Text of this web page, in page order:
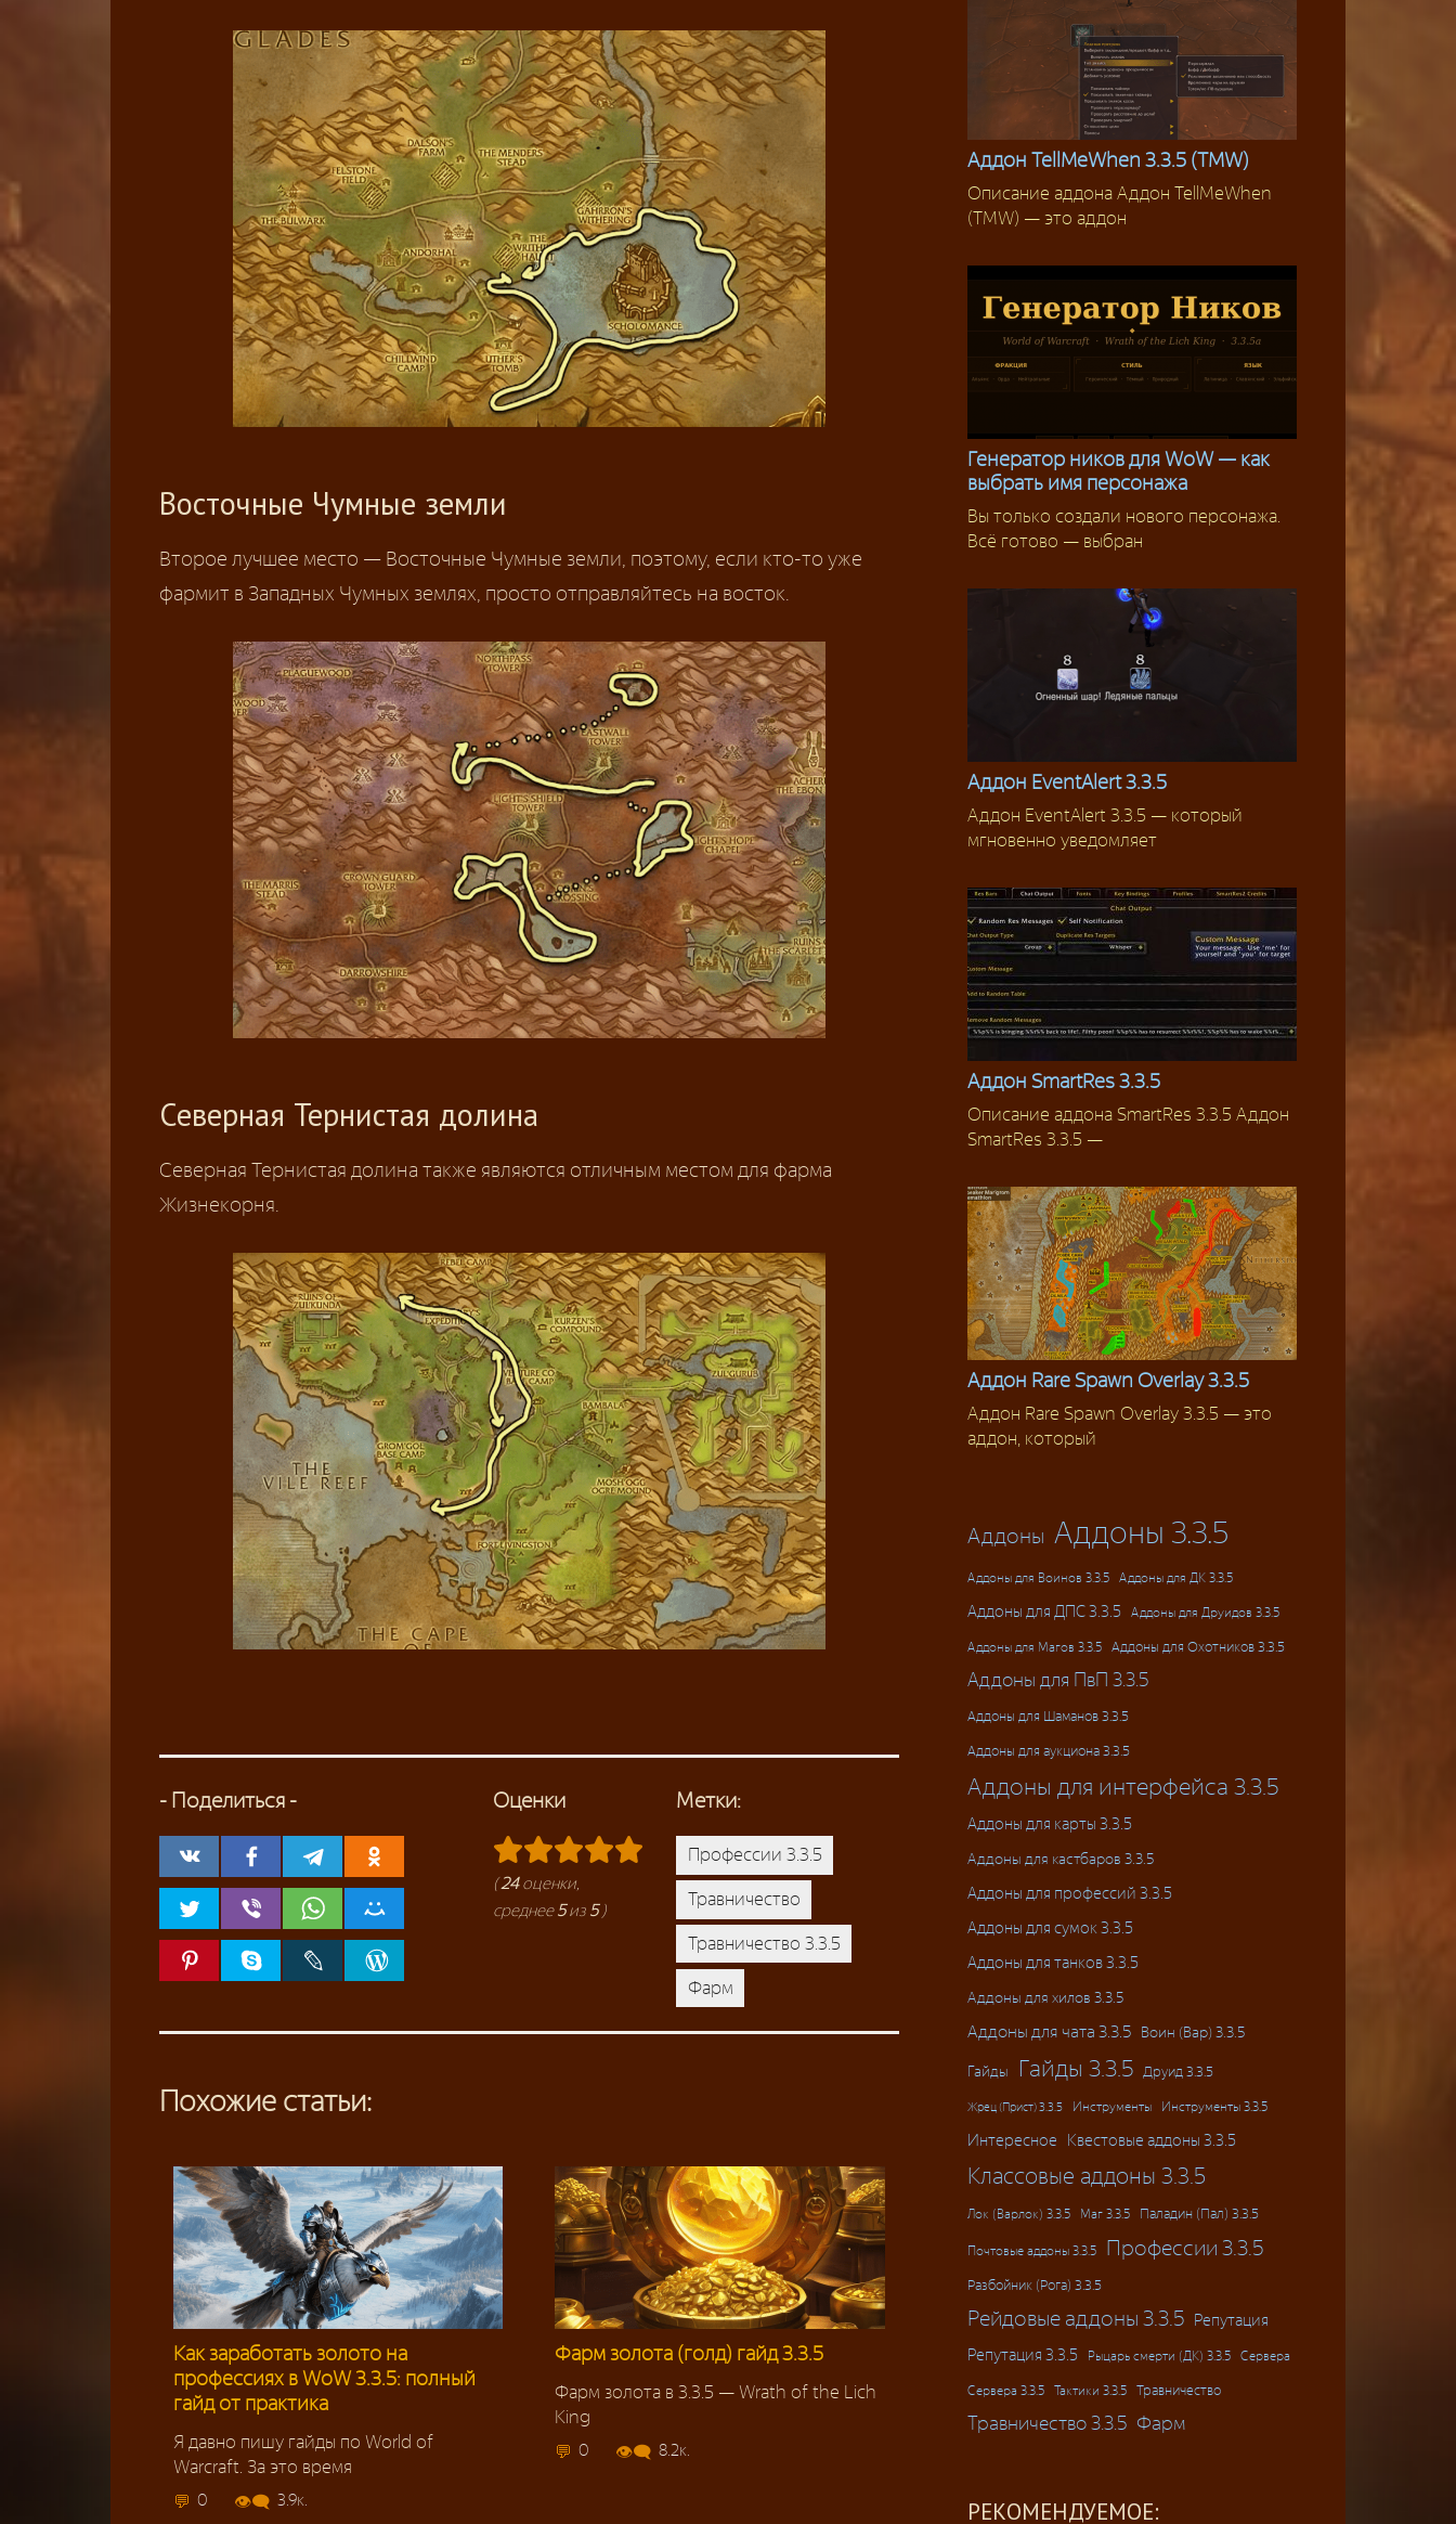
Восточные Чумные земли
Второе лучшее место — Восточные Чумные земли, поэтому, если кто-то уже
фармит в Западных Чумных землях, просто отправляйтесь на восток.
Северная Тернистая долина
Северная Тернистая долина также являются отличным местом для фарма
Жизнекорня.
- Поделиться - Оценки
(24оценки,
среднее5из 5)
Метки:
Профессии 3.3.5
Травничество
Травничество 3.3.5
Фарм
Похожие статьи:
Как заработать золото на
профессиях в WoW 3.3.5: полный
гайд от практика
Я давно пишу гайды по World of
Warcraft. За это время
0 3.9к.
Фарм золота (голд) гайд 3.3.5
Фарм золота в 3.3.5 — Wrath of the Lich
King
0 8.2к.
Аддоны 3.3.5
Аддон TellMeWhen 3.3.5 (TMW)
Описание аддона Аддон TellMeWhen
(TMW) — это аддон
Инструменты
Генератор ников для WoW — как
выбрать имя персонажа
Вы только создали нового персонажа.
Всё готово — выбран
Аддоны 3.3.5
Аддон EventAlert 3.3.5
Аддон EventAlert 3.3.5 — который
мгновенно уведомляет
Классовые аддоны
Аддон SmartRes 3.3.5
Описание аддона SmartRes 3.3.5 Аддон
SmartRes 3.3.5 —
Аддоны
Аддон Rare Spawn Overlay 3.3.5
Аддон Rare Spawn Overlay 3.3.5 — это
аддон, который
Аддоны Аддоны 3.3.5
Аддоны для Воинов 3.3.5 Аддоны для ДК 3.3.5
Аддоны для ДПС 3.3.5 Аддоны для Друидов 3.3.5
Аддоны для Магов 3.3.5 Аддоны для Охотников 3.3.5
Аддоны для ПвП 3.3.5
Аддоны для Шаманов 3.3.5
Аддоны для аукциона 3.3.5
Аддоны для интерфейса 3.3.5
Аддоны для карты 3.3.5
Аддоны для кастбаров 3.3.5
Аддоны для профессий 3.3.5
Аддоны для сумок 3.3.5
Аддоны для танков 3.3.5
Аддоны для хилов 3.3.5
Аддоны для чата 3.3.5 Воин (Вар) 3.3.5
Гайды Гайды 3.3.5 Друид 3.3.5
Жрец (Прист) 3.3.5 Инструменты Инструменты 3.3.5
Интересное Квестовые аддоны 3.3.5
Классовые аддоны 3.3.5
Лок (Варлок) 3.3.5 Маг 3.3.5 Паладин (Пал) 3.3.5
Почтовые аддоны 3.3.5 Профессии 3.3.5
Разбойник (Рога) 3.3.5
Рейдовые аддоны 3.3.5 Репутация
Репутация 3.3.5
Рыцарь смерти (ДК) 3.3.5 Сервера
Сервера 3.3.5 Тактики 3.3.5 Травничество
Травничество 3.3.5 Фарм
РЕКОМЕНДУЕМОЕ: